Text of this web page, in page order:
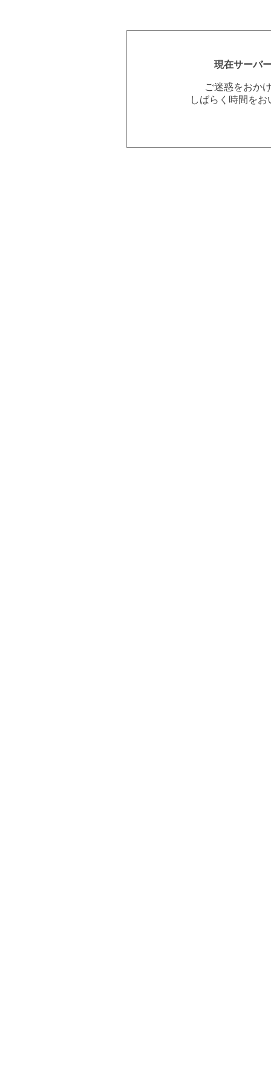
現在サーバ
ご迷惑をおか
しばらく時間を